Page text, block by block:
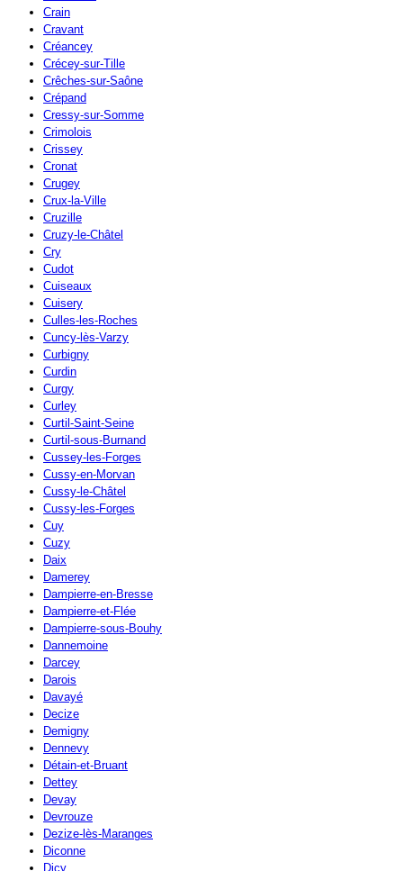
Crain
Cravant
Créancey
Crécey-sur-Tille
Crêches-sur-Saône
Crépand
Cressy-sur-Somme
Crimolois
Crissey
Cronat
Crugey
Crux-la-Ville
Cruzille
Cruzy-le-Châtel
Cry
Cudot
Cuiseaux
Cuisery
Culles-les-Roches
Cuncy-lès-Varzy
Curbigny
Curdin
Curgy
Curley
Curtil-Saint-Seine
Curtil-sous-Burnand
Cussey-les-Forges
Cussy-en-Morvan
Cussy-le-Châtel
Cussy-les-Forges
Cuy
Cuzy
Daix
Damerey
Dampierre-en-Bresse
Dampierre-et-Flée
Dampierre-sous-Bouhy
Dannemoine
Darcey
Darois
Davayé
Decize
Demigny
Dennevy
Détain-et-Bruant
Dettey
Devay
Devrouze
Dezize-lès-Maranges
Diconne
Dicy